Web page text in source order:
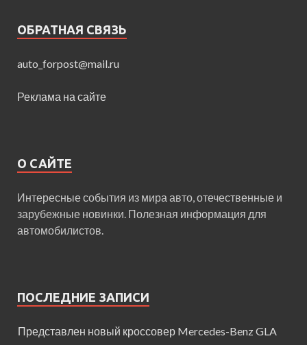
ОБРАТНАЯ СВЯЗЬ
auto_forpost@mail.ru
Реклама на сайте
О САЙТЕ
Интересные события из мира авто, отечественные и
зарубежные новинки. Полезная информация для
автомобилистов.
ПОСЛЕДНИЕ ЗАПИСИ
Представлен новый кроссовер Mercedes-Benz GLA